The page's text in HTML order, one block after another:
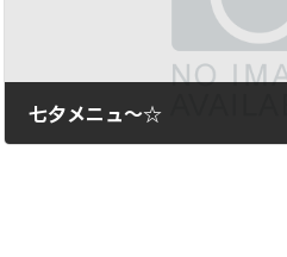
七夕メニュ～☆